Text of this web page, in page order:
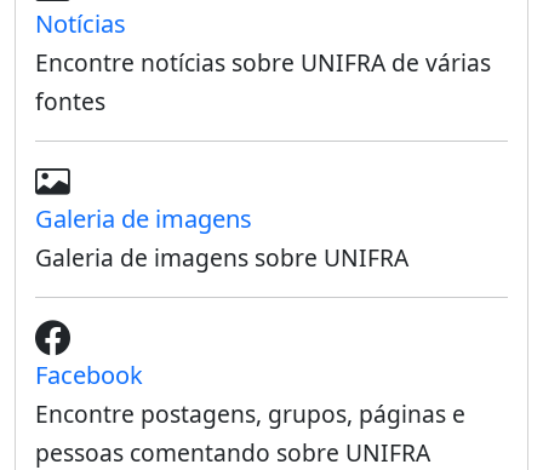
Notícias
Encontre notícias sobre UNIFRA de várias
fontes
Galeria de imagens
Galeria de imagens sobre UNIFRA
Facebook
Encontre postagens, grupos, páginas e
pessoas comentando sobre UNIFRA